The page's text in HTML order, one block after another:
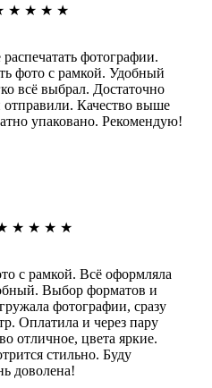
★ ★ ★ ★
фотографии.
фото с рамкой. Удобный
всё выбрал. Достаточно
отправили. Качество выше
упаковано. Рекомендую!
★ ★ ★ ★
с рамкой. Всё оформляла
Выбор форматов и
фотографии, сразу
Оплатила и через пару
отличное, цвета яркие.
стильно. Буду
доволена!